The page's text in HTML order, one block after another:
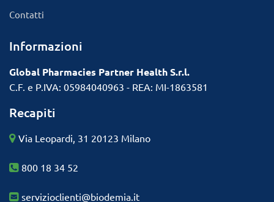
Contatti
Informazioni
Global Pharmacies Partner Health S.r.l.
C.F. e P.IVA: 05984040963 - REA: MI-1863581
Recapiti
Via Leopardi, 31 20123 Milano
800 18 34 52
servizioclienti@biodemia.it